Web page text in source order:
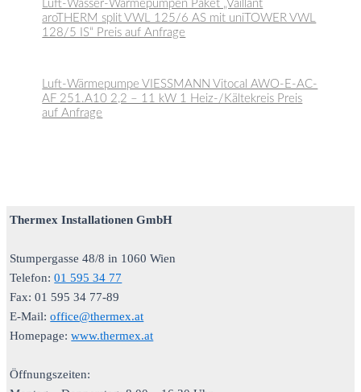
Luft-Wasser-Wärmepumpen Paket „Vaillant
aroTHERM split VWL 125/6 AS mit uniTOWER VWL
128/5 IS“ Preis auf Anfrage
Luft-Wärmepumpe VIESSMANN Vitocal AWO-E-AC-
AF 251.A10 2,2 – 11 kW 1 Heiz-/Kältekreis Preis
auf Anfrage
Thermex Installationen GmbH
Stumpergasse 48/8 in 1060 Wien
Telefon:01 595 34 77
Fax: 01 595 34 77-89
E-Mail:office@thermex.at
Homepage:www.thermex.at
Öffnungszeiten: